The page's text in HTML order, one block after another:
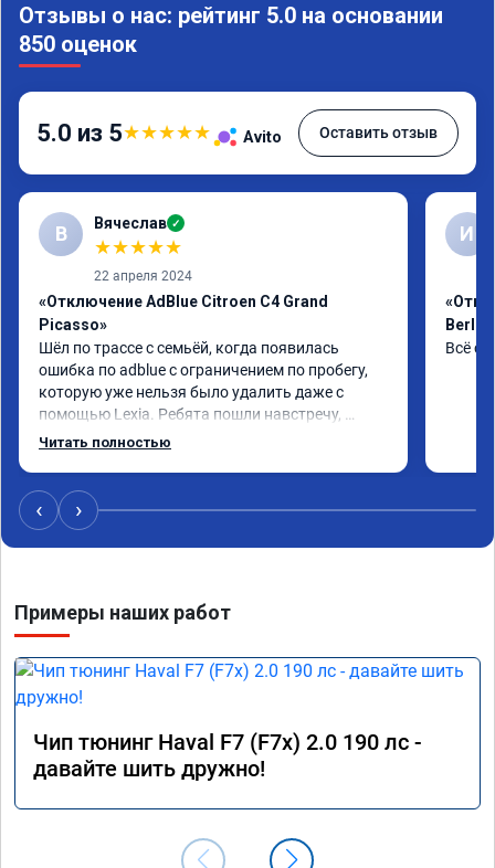
Отзывы о нас: рейтинг 5.0 на основании
850 оценок
5.0 из 5★★★★★ Avito Оставить отзыв
В Вячеслав ✓
★★★★★
22 апреля 2024
«Отключение AdBlue Citroen C4 Grand
Picasso»
Шёл по трассе с семьёй, когда появилась
ошибка по adblue с ограничением по пробегу,
которую уже нельзя было удалить даже с
помощью Lexia. Ребята пошли навстречу,
оперативно приняли и за час отшили как
Читать полностью
И
Всё
‹ ›
Примеры наших работ
Чип тюнинг Haval F7 (F7x) 2.0 190 лс -
давайте шить дружно!